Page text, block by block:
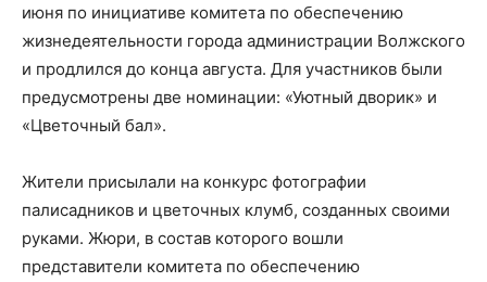
июня по инициативе комитета по обеспечению
жизнедеятельности города администрации Волжского
и продлился до конца августа. Для участников были
предусмотрены две номинации: «Уютный дворик» и
«Цветочный бал».
Жители присылали на конкурс фотографии
палисадников и цветочных клумб, созданных своими
руками. Жюри, в состав которого вошли
представители комитета по обеспечению